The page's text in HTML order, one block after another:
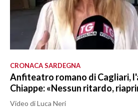
CRONACA SARDEGNA
Anfiteatro romano di Cagliari,
Chiappe: «Nessun ritardo,
Video di Luca Neri